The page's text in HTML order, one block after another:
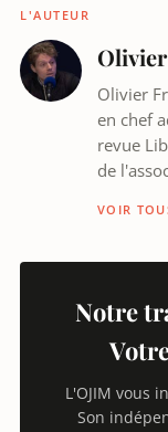
L'AUTEUR
Olivier
en chef
revue
de
VOIR
Notre
L'OJIM vous
Son